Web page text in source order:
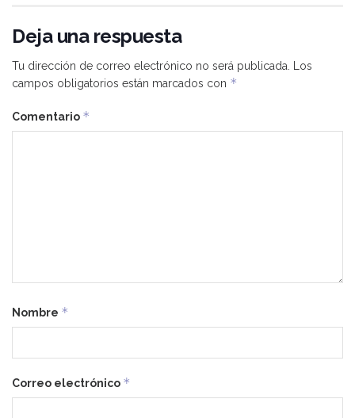
Deja una respuesta
Tu dirección de correo electrónico no será publicada.
Los
campos obligatorios están marcados con *
Comentario *
Nombre *
Correo electrónico *